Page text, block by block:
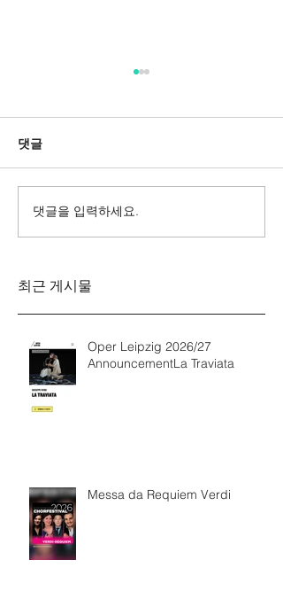
Messa da Requiem
댓글
댓글을 입력하세요.
최근 게시물
Oper Leipzig 2026/27
AnnouncementLa Traviata
Messa da Requiem Verdi